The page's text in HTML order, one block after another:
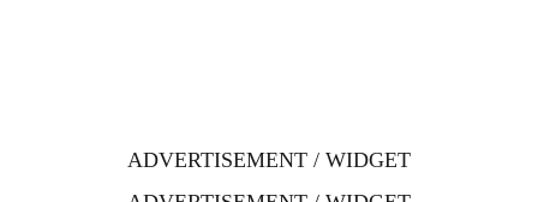
ADVERTISEMENT / WIDGET